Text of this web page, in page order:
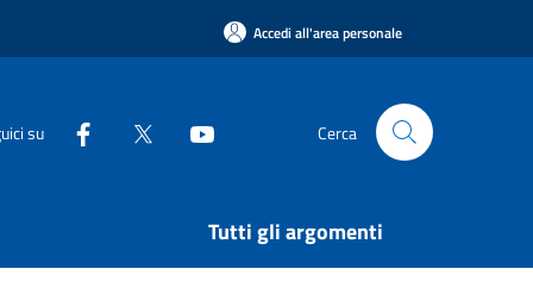
Accedi all'area personale
su Cerca
Tutti gli argomenti